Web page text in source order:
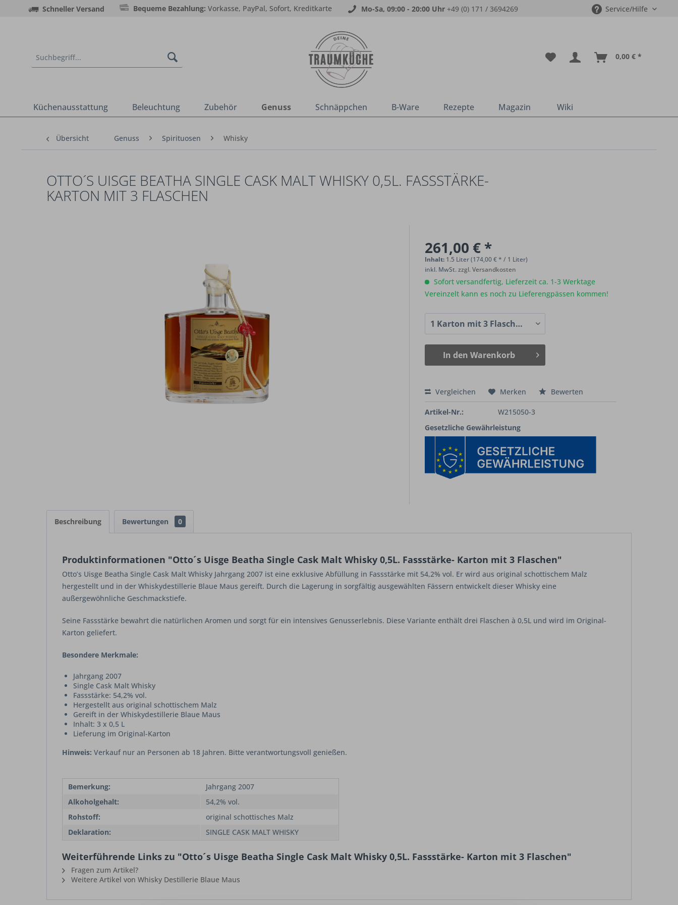
Schneller Versand Bequeme Bezahlung: Vorkasse, PayPal, Sofort, Kreditkarte Mo-Sa, 09:00 - 20:00 Uhr +49 (0) 171 / 3694269 Service/Hilfe
0,00 € *
Küchenausstattung Beleuchtung Zubehör Genuss Schnäppchen B-Ware Rezepte Magazin Wiki
Übersicht Genuss Spirituosen Whisky
OTTO´S UISGE BEATHA SINGLE CASK MALT WHISKY 0,5L. FASSSTÄRKE-
KARTON MIT 3 FLASCHEN
261,00 € *
Inhalt: 1.5 Liter (174,00 € * / 1 Liter)
inkl. MwSt.zzgl. Versandkosten
Sofort versandfertig, Lieferzeit ca. 1-3 Werktage
Vereinzelt kann es noch zu Lieferengpässen kommen!
In den Warenkorb
Vergleichen Merken Bewerten
Artikel-Nr.:
W215050-3
Gesetzliche Gewährleistung
Beschreibung Bewertungen 0
Produktinformationen "Otto´s Uisge Beatha Single Cask Malt Whisky 0,5L. Fassstärke- Karton mit 3 Flaschen"
Otto’s Uisge Beatha Single Cask Malt Whisky Jahrgang 2007 ist eine exklusive Abfüllung in Fassstärke mit 54,2% vol. Er wird aus original schottischem Malz
hergestellt und in der Whiskydestillerie Blaue Maus gereift. Durch die Lagerung in sorgfältig ausgewählten Fässern entwickelt dieser Whisky eine
außergewöhnliche Geschmackstiefe.
Seine Fassstärke bewahrt die natürlichen Aromen und sorgt für ein intensives Genusserlebnis. Diese Variante enthält drei Flaschen à 0,5L und wird im Original-
Karton geliefert.
Besondere Merkmale:
Jahrgang 2007
Single Cask Malt Whisky
Fassstärke: 54,2% vol.
Hergestellt aus original schottischem Malz
Gereift in der Whiskydestillerie Blaue Maus
Inhalt: 3 x 0,5 L
Lieferung im Original-Karton
Hinweis: Verkauf nur an Personen ab 18 Jahren. Bitte verantwortungsvoll genießen.
Bemerkung:
Jahrgang 2007
Alkoholgehalt:
54,2% vol.
Rohstoff:
original schottisches Malz
Deklaration:
SINGLE CASK MALT WHISKY
Weiterführende Links zu "Otto´s Uisge Beatha Single Cask Malt Whisky 0,5L. Fassstärke- Karton mit 3 Flaschen"
Fragen zum Artikel?
Weitere Artikel von Whisky Destillerie Blaue Maus